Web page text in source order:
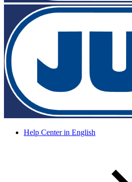
Help Center in English